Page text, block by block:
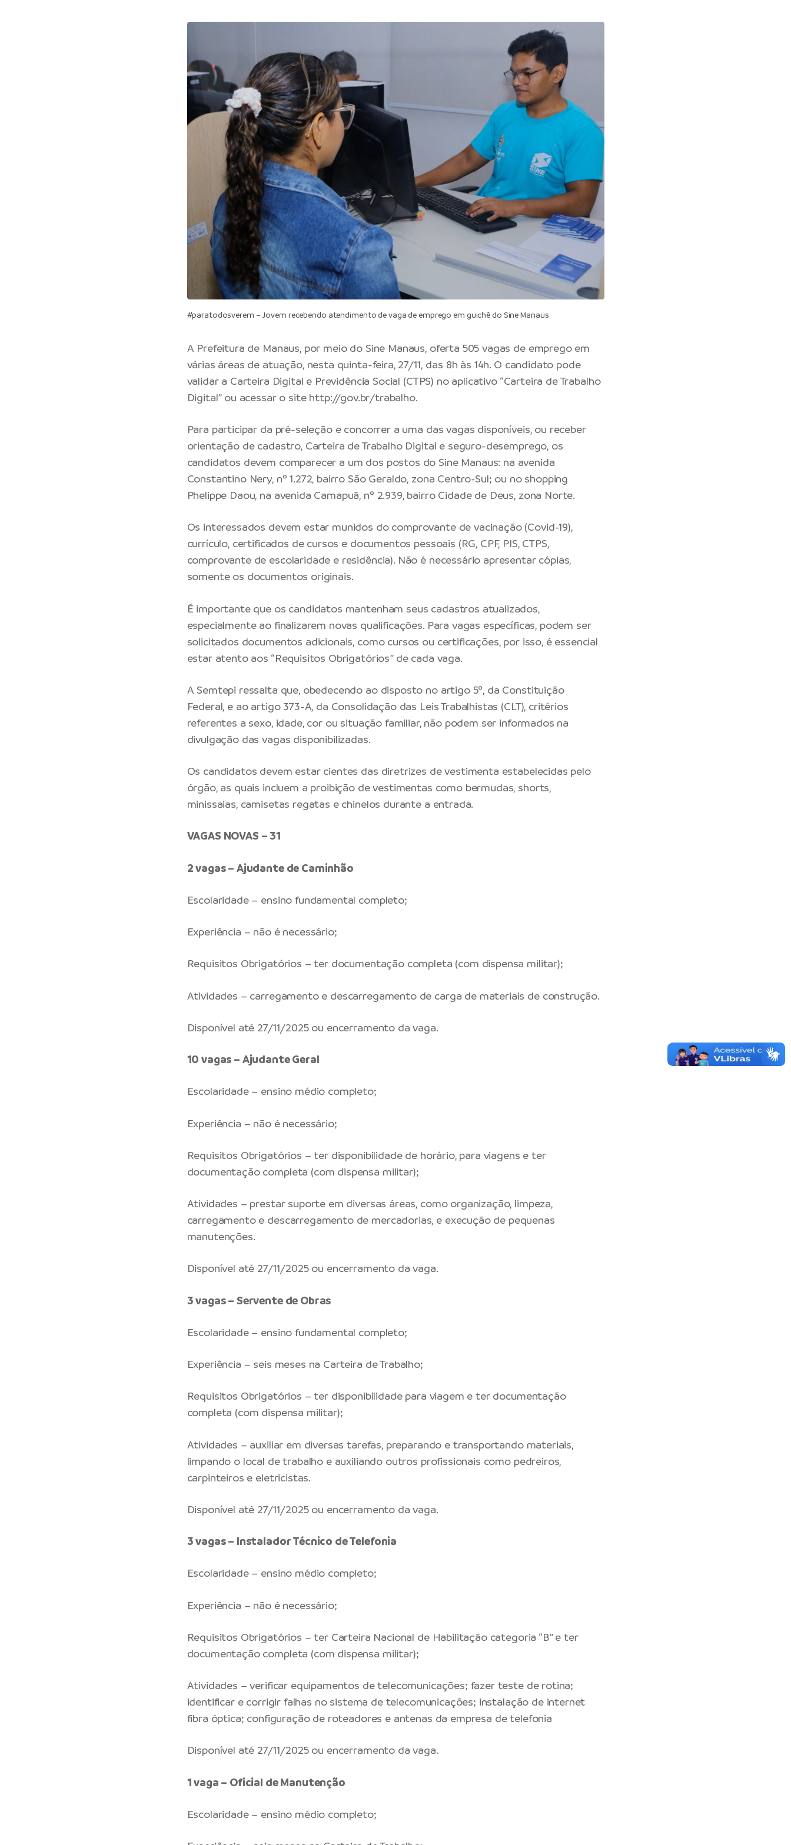
#paratodosverem – Jovem recebendo atendimento de vaga de emprego em guichê do Sine Manaus
A Prefeitura de Manaus, por meio do Sine Manaus, oferta 505 vagas de emprego em
várias áreas de atuação, nesta quinta-feira, 27/11, das 8h às 14h. O candidato pode
validar a Carteira Digital e Previdência Social (CTPS) no aplicativo “Carteira de Trabalho
Digital” ou acessar o site http://gov.br/trabalho.
Para participar da pré-seleção e concorrer a uma das vagas disponíveis, ou receber
orientação de cadastro, Carteira de Trabalho Digital e seguro-desemprego, os
candidatos devem comparecer a um dos postos do Sine Manaus: na avenida
Constantino Nery, nº 1.272, bairro São Geraldo, zona Centro-Sul; ou no shopping
Phelippe Daou, na avenida Camapuã, nº 2.939, bairro Cidade de Deus, zona Norte.
Os interessados devem estar munidos do comprovante de vacinação (Covid-19),
currículo, certificados de cursos e documentos pessoais (RG, CPF, PIS, CTPS,
comprovante de escolaridade e residência). Não é necessário apresentar cópias,
somente os documentos originais.
É importante que os candidatos mantenham seus cadastros atualizados,
especialmente ao finalizarem novas qualificações. Para vagas específicas, podem ser
solicitados documentos adicionais, como cursos ou certificações, por isso, é essencial
estar atento aos “Requisitos Obrigatórios” de cada vaga.
A Semtepi ressalta que, obedecendo ao disposto no artigo 5º, da Constituição
Federal, e ao artigo 373-A, da Consolidação das Leis Trabalhistas (CLT), critérios
referentes a sexo, idade, cor ou situação familiar, não podem ser informados na
divulgação das vagas disponibilizadas.
Os candidatos devem estar cientes das diretrizes de vestimenta estabelecidas pelo
órgão, as quais incluem a proibição de vestimentas como bermudas, shorts,
minissaias, camisetas regatas e chinelos durante a entrada.
VAGAS NOVAS – 31
2 vagas – Ajudante de Caminhão
Escolaridade – ensino fundamental completo;
Experiência – não é necessário;
Requisitos Obrigatórios – ter documentação completa (com dispensa militar);
Atividades – carregamento e descarregamento de carga de materiais de construção.
Disponível até 27/11/2025 ou encerramento da vaga.
10 vagas – Ajudante Geral
Escolaridade – ensino médio completo;
Experiência – não é necessário;
Requisitos Obrigatórios – ter disponibilidade de horário, para viagens e ter
documentação completa (com dispensa militar);
Atividades – prestar suporte em diversas áreas, como organização, limpeza,
carregamento e descarregamento de mercadorias, e execução de pequenas
manutenções.
Disponível até 27/11/2025 ou encerramento da vaga.
3 vagas – Servente de Obras
Escolaridade – ensino fundamental completo;
Experiência – seis meses na Carteira de Trabalho;
Requisitos Obrigatórios – ter disponibilidade para viagem e ter documentação
completa (com dispensa militar);
Atividades – auxiliar em diversas tarefas, preparando e transportando materiais,
limpando o local de trabalho e auxiliando outros profissionais como pedreiros,
carpinteiros e eletricistas.
Disponível até 27/11/2025 ou encerramento da vaga.
3 vagas – Instalador Técnico de Telefonia
Escolaridade – ensino médio completo;
Experiência – não é necessário;
Requisitos Obrigatórios – ter Carteira Nacional de Habilitação categoria “B” e ter
documentação completa (com dispensa militar);
Atividades – verificar equipamentos de telecomunicações; fazer teste de rotina;
identificar e corrigir falhas no sistema de telecomunicações; instalação de internet
fibra óptica; configuração de roteadores e antenas da empresa de telefonia
Disponível até 27/11/2025 ou encerramento da vaga.
1 vaga – Oficial de Manutenção
Escolaridade – ensino médio completo;